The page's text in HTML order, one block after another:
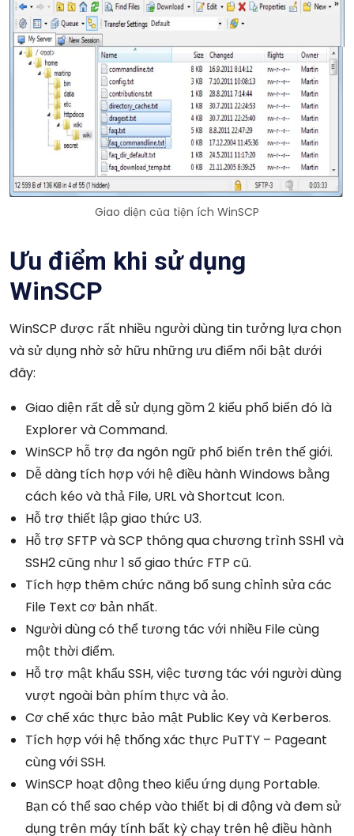
Giao diện của tiện ích WinSCP
Ưu điểm khi sử dụng
WinSCP
WinSCP được rất nhiều người dùng tin tưởng lựa chọn
và sử dụng nhờ sở hữu những ưu điểm nổi bật dưới
đây:
Giao diện rất dễ sử dụng gồm 2 kiểu phổ biến đó là
Explorer và Command.
WinSCP hỗ trợ đa ngôn ngữ phổ biến trên thế giới.
Dễ dàng tích hợp với hệ điều hành Windows bằng
cách kéo và thả File, URL và Shortcut Icon.
Hỗ trợ thiết lập giao thức U3.
Hỗ trợ SFTP và SCP thông qua chương trình SSH1 và
SSH2 cũng như 1 số giao thức FTP cũ.
Tích hợp thêm chức năng bổ sung chỉnh sửa các
File Text cơ bản nhất.
Người dùng có thể tương tác với nhiều File cùng
một thời điểm.
Hỗ trợ mật khẩu SSH, việc tương tác với người dùng
vượt ngoài bàn phím thực và ảo.
Cơ chế xác thực bảo mật Public Key và Kerberos.
Tích hợp với hệ thống xác thực PuTTY – Pageant
cùng với SSH.
WinSCP hoạt động theo kiểu ứng dụng Portable.
Bạn có thể sao chép vào thiết bị di động và đem sử
dụng trên máy tính bất kỳ chạy trên hệ điều hành